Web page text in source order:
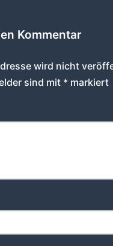
Kommentar
wird nicht
sind mit * markiert